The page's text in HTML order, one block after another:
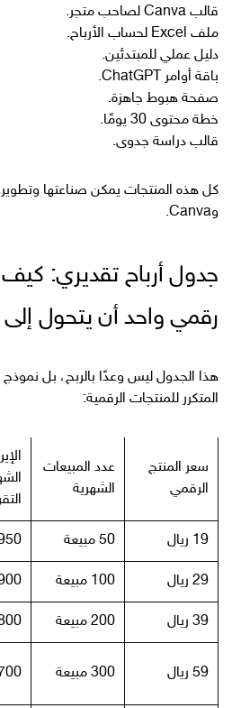
قالب Canva لصاحب متجر.
ملف Excel لحساب الأرباح.
دليل عملي للمبتدئين.
باقة أوامر ChatGPT.
صفحة هبوط جاهزة.
خطة محتوى 30 يومًا.
قالب دراسة جدوى.
وCanva.
جدول أرباح تقديري:
رقمي واحد أن يتحول
هذا الجدول ليس وعدًا بالربح، بل
المتكرر للمنتجات الرقمية:
سعر المنتج
الرقمي
عدد المبيعات
الشهرية
19 ريال 50 مبيعة 950
29 ريال 100 مبيعة 2,900
39 ريال 200 مبيعة 7,800
59 ريال 300 مبيعة